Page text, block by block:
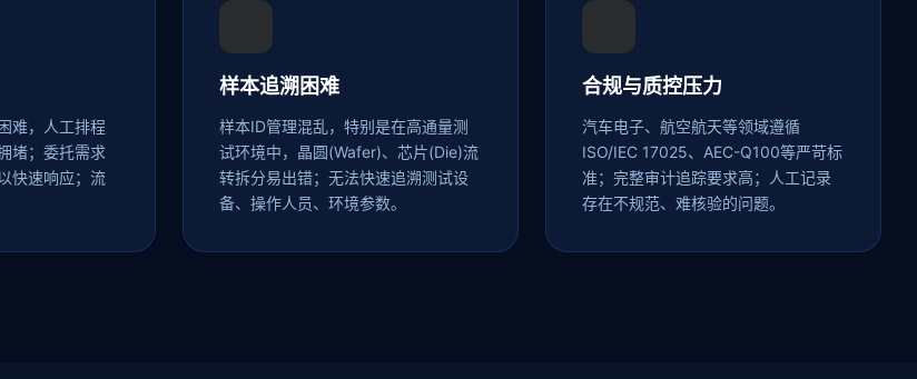
难，人工排程
堵；委托需求
快速响应；流
样本追溯困难
样本ID管理混乱，特别是在高通量测
试环境中，晶圆(Wafer)、芯片(Die)流
转拆分易出错；无法快速追溯测试设
备、操作人员、环境参数。
合规与质控压力
汽车电子、航空航天等领域遵循
ISO/IEC 17025、AEC-Q100等严苛标
准；完整审计追踪要求高；人工记录
存在不规范、难核验的问题。